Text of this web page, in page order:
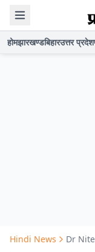
होमझारखण्डबिहारउत्तर प्रदेश
Hindi News Dr